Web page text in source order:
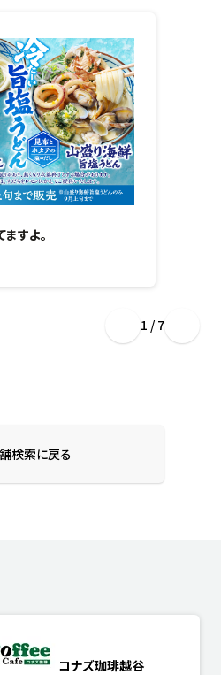
ますよ。
1 / 7
検索に戻る
コナズ珈琲越谷